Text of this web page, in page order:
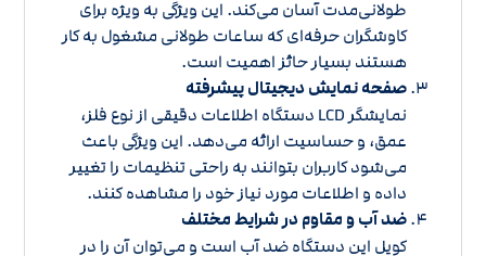
طولانی‌مدت آسان می‌کند. این ویژگی به ویژه برای
کاوشگران حرفه‌ای که ساعات طولانی مشغول به کار
هستند بسیار حائز اهمیت است.
صفحه نمایش دیجیتال پیشرفته
نمایشگر LCD دستگاه اطلاعات دقیقی از نوع فلز،
عمق، و حساسیت ارائه می‌دهد. این ویژگی باعث
می‌شود کاربران بتوانند به راحتی تنظیمات را تغییر
داده و اطلاعات مورد نیاز خود را مشاهده کنند.
ضد آب و مقاوم در شرایط مختلف
کویل این دستگاه ضد آب است و می‌توان آن را در